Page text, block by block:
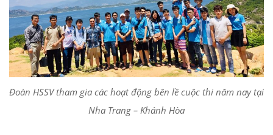
Đoàn HSSV tham gia các hoạt động bên lề cuộc thi năm nay tại
Nha Trang – Khánh Hòa